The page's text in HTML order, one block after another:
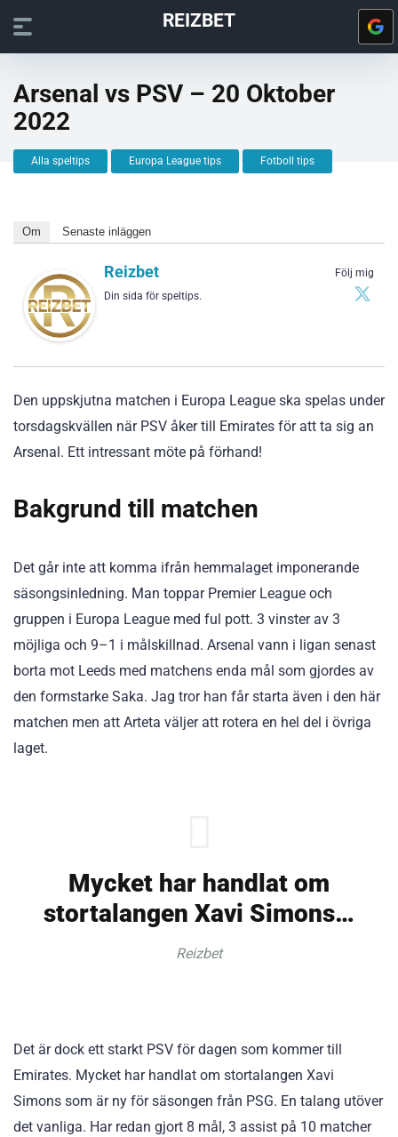
REIZBET
Arsenal vs PSV – 20 Oktober
2022
Alla speltips Europa League tips Fotboll tips
Om Senaste inläggen
Följ mig
Reizbet
Din sida för speltips.
Den uppskjutna matchen i Europa League ska spelas under
torsdagskvällen när PSV åker till Emirates för att ta sig an
Arsenal. Ett intressant möte på förhand!
Bakgrund till matchen
Det går inte att komma ifrån hemmalaget imponerande
säsongsinledning. Man toppar Premier League och
gruppen i Europa League med ful pott. 3 vinster av 3
möjliga och 9–1 i målskillnad. Arsenal vann i ligan senast
borta mot Leeds med matchens enda mål som gjordes av
den formstarke Saka. Jag tror han får starta även i den här
matchen men att Arteta väljer att rotera en hel del i övriga
laget.
Mycket har handlat om
stortalangen Xavi Simons…
Reizbet
Det är dock ett starkt PSV för dagen som kommer till
Emirates. Mycket har handlat om stortalangen Xavi
Simons som är ny för säsongen från PSG. En talang utöver
det vanliga. Har redan gjort 8 mål, 3 assist på 10 matcher